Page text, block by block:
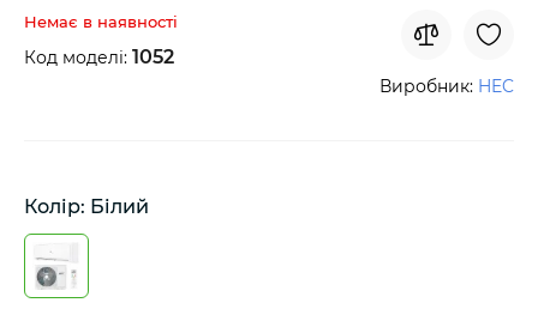
Немає в наявності
Код моделі: 1052
Виробник: HEC
Колір: Білий